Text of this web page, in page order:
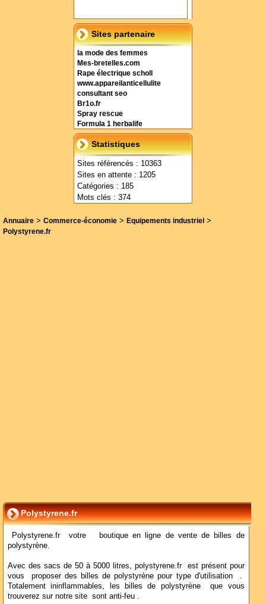
Sites partenaire
la mode des femmes
Mes-bretelles.com
Rape électrique scholl
www.appareilanticellulite
consultant seo
Br1o.fr
Spray rescue
Formula 1 herbalife
Statistiques
Sites référencés : 10363
Sites en attente : 1205
Catégories : 185
Mots clés : 374
Annuaire > Commerce-économie > Equipements industriel >
Polystyrene.fr
Polystyrene.fr
Polystyrene.fr votre boutique en ligne de vente de billes de
polystyrène.
Avec des sacs de 50 à 5000 litres, polystyrene.fr est présent pour
vous proposer des billes de polystyrène pour type d'utilisation .
Totalement ininflammables, les billes de polystyrène que vous
trouverez sur notre site sont anti-feu .